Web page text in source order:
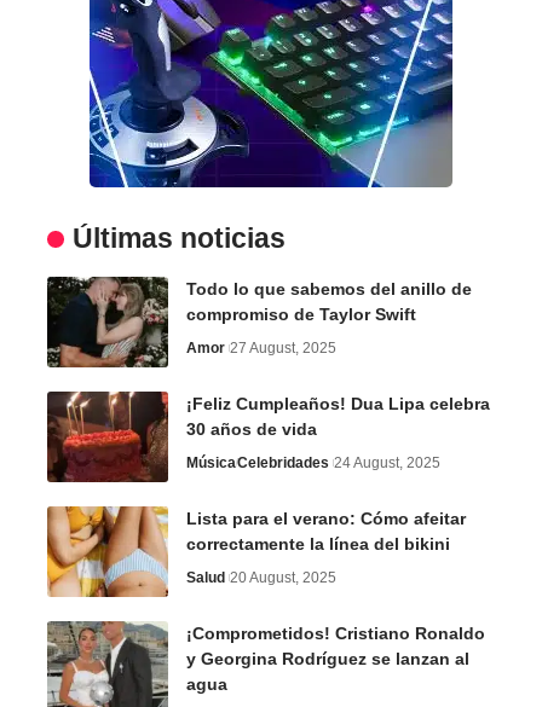
Últimas noticias
Todo lo que sabemos del anillo de
compromiso de Taylor Swift
Amor 27 August, 2025
¡Feliz Cumpleaños! Dua Lipa celebra
30 años de vida
MúsicaCelebridades 24 August, 2025
Lista para el verano: Cómo afeitar
correctamente la línea del bikini
Salud 20 August, 2025
¡Comprometidos! Cristiano Ronaldo
y Georgina Rodríguez se lanzan al
agua